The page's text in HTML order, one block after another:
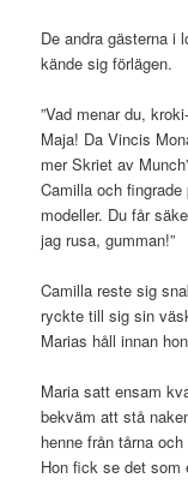
De andra gästerna i
kände sig förlägen.
”Vad menar du,
Maja! Da Vincis
mer Skriet av
Camilla och fingrade
modeller. Du får
jag rusa, gumman!”
Camilla reste sig
ryckte till sig sin
Marias håll innan
Maria satt ensam
bekväm att stå
henne från tårna
Hon fick se det som